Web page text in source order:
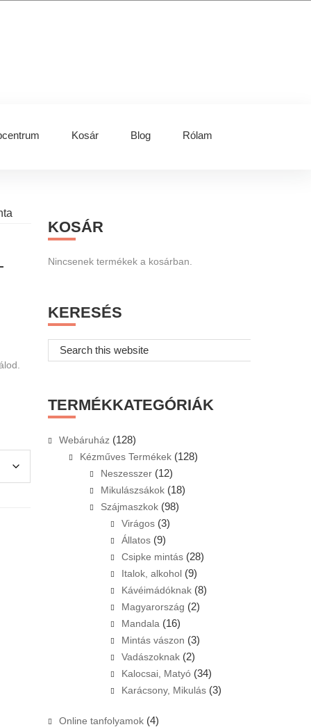
Kosár Blog Rólam
Primary
Sidebar
KOSÁR
Nincsenek termékek a kosárban.
KERESÉS
Search
this
TERMÉKKATEGÓRIÁK
Webáruház (128)
Kézműves Termékek (128)
Neszesszer (12)
Mikulászsákok (18)
Szájmaszkok (98)
Virágos (3)
Állatos (9)
Csipke mintás (28)
Italok, alkohol (9)
Kávéimádóknak (8)
Magyarország (2)
Mandala (16)
Mintás vászon (3)
Vadászoknak (2)
Kalocsai, Matyó (34)
Karácsony, Mikulás (3)
Online tanfolyamok (4)